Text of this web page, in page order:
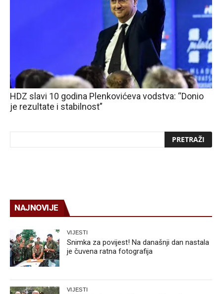
HDZ slavi 10 godina Plenkovićeva vodstva: “Donio
je rezultate i stabilnost”
NAJNOVIJE
VIJESTI
Snimka za povijest! Na današnji dan nastala
je čuvena ratna fotografija
VIJESTI